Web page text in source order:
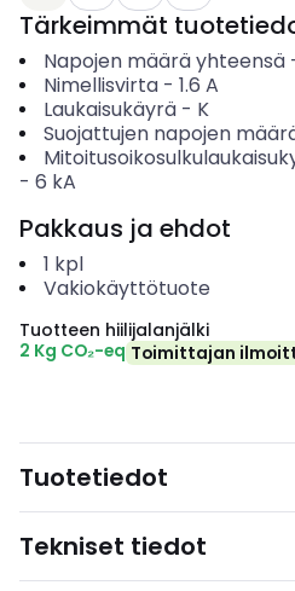
Tärkeimmät
Napojen määrä yhteensä
Nimellisvirta- 1.6 A
Laukaisukäyrä- K
Suojattujen napojen
- 6 kA
Pakkaus ja ehdot
1 kpl
Vakiokäyttötuote
Tuotteen hiilijalanjälki
2 Kg CO₂-eq Toimittajan
Tuotetiedot
Tekniset tiedot